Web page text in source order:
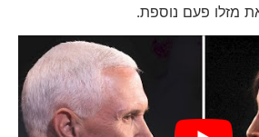
פעם נוספת.